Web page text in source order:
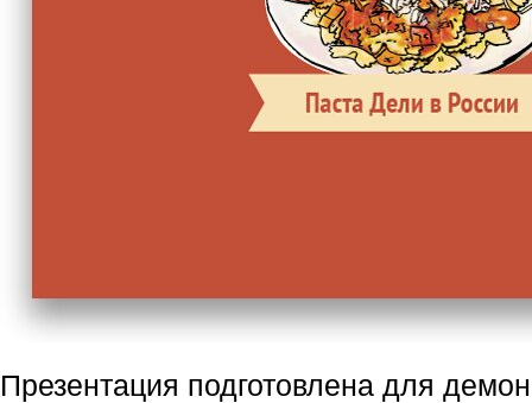
Презентация подготовлена для